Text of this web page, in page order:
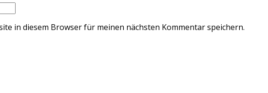
in diesem Browser für meinen nächsten Kommentar speichern.